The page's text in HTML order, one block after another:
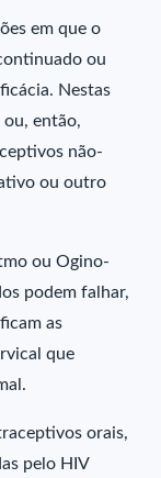
em que o
ou
Nestas
ou, então,
não-
ou outro
ou Ogino-
podem falhar,
as
que
orais,
pelo HIV